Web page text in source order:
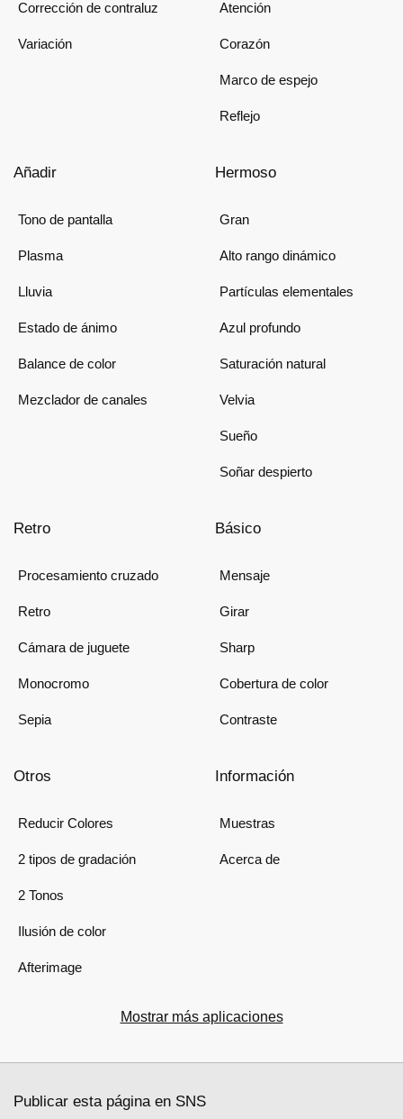
Corrección de contraluz
Variación
Atención
Corazón
Marco de espejo
Reflejo
Añadir
Tono de pantalla
Plasma
Lluvia
Estado de ánimo
Balance de color
Mezclador de canales
Hermoso
Gran
Alto rango dinámico
Partículas elementales
Azul profundo
Saturación natural
Velvia
Sueño
Soñar despierto
Retro
Procesamiento cruzado
Retro
Cámara de juguete
Monocromo
Sepia
Básico
Mensaje
Girar
Sharp
Cobertura de color
Contraste
Otros
Reducir Colores
2 tipos de gradación
2 Tonos
Ilusión de color
Afterimage
Información
Muestras
Acerca de
Mostrar más aplicaciones
Publicar esta página en SNS